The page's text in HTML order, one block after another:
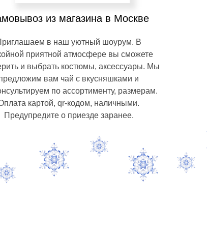
из магазина в Москве
в наш уютный шоурум. В
приятной атмосфере вы сможете
и выбрать костюмы, аксессуары. Мы
вам чай с вкусняшками и
по ассортименту, размерам.
картой, qr-кодом, наличными.
Предупредите о приезде заранее.